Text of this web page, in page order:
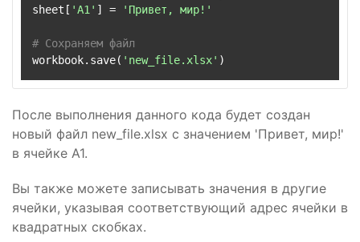
sheet[ 'A1' ] = 'Привет, мир!'
# Сохраняем файл
workbook.save( 'new_file.xlsx'
После выполнения данного кода будет создан
новый файл new_file.xlsx с значением 'Привет, мир!'
в ячейке A1.
Вы также можете записывать значения в другие
ячейки, указывая соответствующий адрес ячейки в
квадратных скобках.